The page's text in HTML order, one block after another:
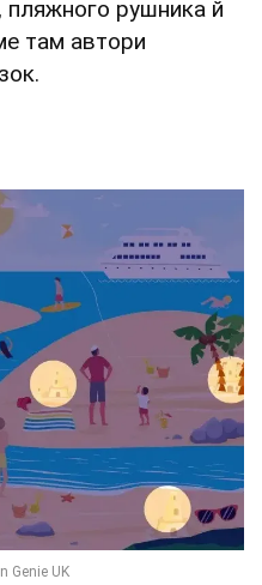
пляжного рушника й
там автори